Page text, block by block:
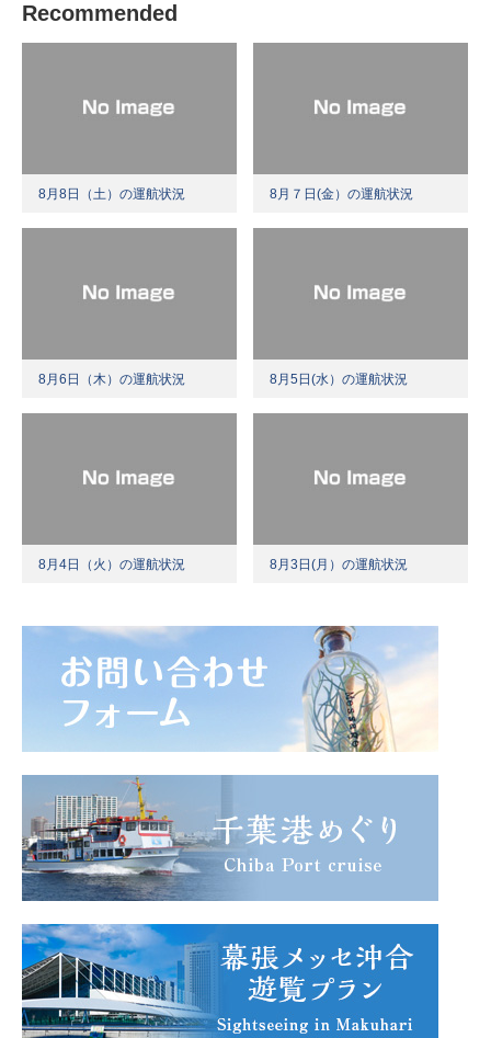
Recommended
8月8日（土）の運航状況 8月７日(金）の運航状況
8月6日（木）の運航状況 8月5日(水）の運航状況
8月4日（火）の運航状況 8月3日(月）の運航状況